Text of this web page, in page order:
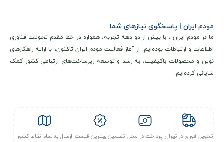
مودم ایران | پاسخگوی نیازهای شما
ما در مودم ایران ، با بیش از دو دهه تجربه، همواره در خط مقدم تحولات فناوری
اطلاعات و ارتباطات بوده‌ایم. از آغاز فعالیت مودم ایران تاکنون، با ارائه راهکارهای
نوین و محصولات باکیفیت، به رشد و توسعه زیرساخت‌های ارتباطی کشور کمک
شایانی کرده‌ایم.
تحویل فوری در تهران پرداخت در محل تضمین بهترین قیمت ارسال به تمام نقاط کشور